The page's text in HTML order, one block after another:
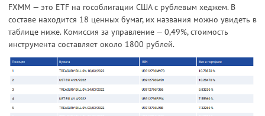
FXMM — это ETF на гособлигации США с рублевым хеджем. В
составе находится 18 ценных бумаг, их названия можно увидеть в
таблице ниже. Комиссия за управление — 0,49%, стоимость
инструмента составляет около 1800 рублей.